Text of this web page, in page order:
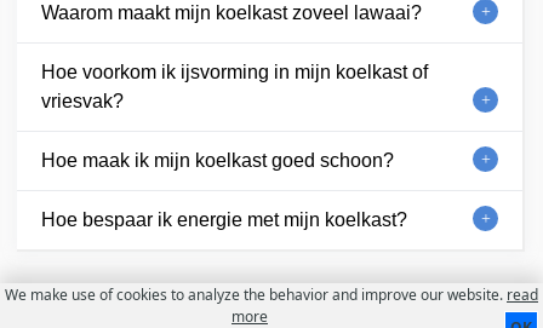
Waarom maakt mijn koelkast zoveel lawaai?
Hoe voorkom ik ijsvorming in mijn koelkast of
vriesvak?
Hoe maak ik mijn koelkast goed schoon?
Hoe bespaar ik energie met mijn koelkast?
Gebruiksvoorwaarden
We make use of cookies to analyze the behavior and improve our website. read
more